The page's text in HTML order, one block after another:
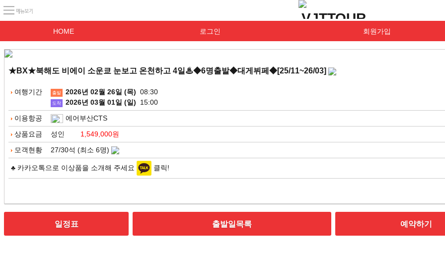
HOME 로그인 회원가입
★BX★북해도 비에이 소운쿄 눈보고 온천하고 4일♨◆6명출발◆대게뷔페◆[25/11~26/03]
여행기간 출발 2026년 02월 26일 (목) 08:30
도착 2026년 03월 01일 (일)
15:00
이용항공
에어부산CTS
상품요금
성인
1,549,000원
모객현황
27/30석 (최소 6명)
♣ 카카오톡으로 이상품을 소개해 주세요 클릭!
일정표 출발일목록 예약하기